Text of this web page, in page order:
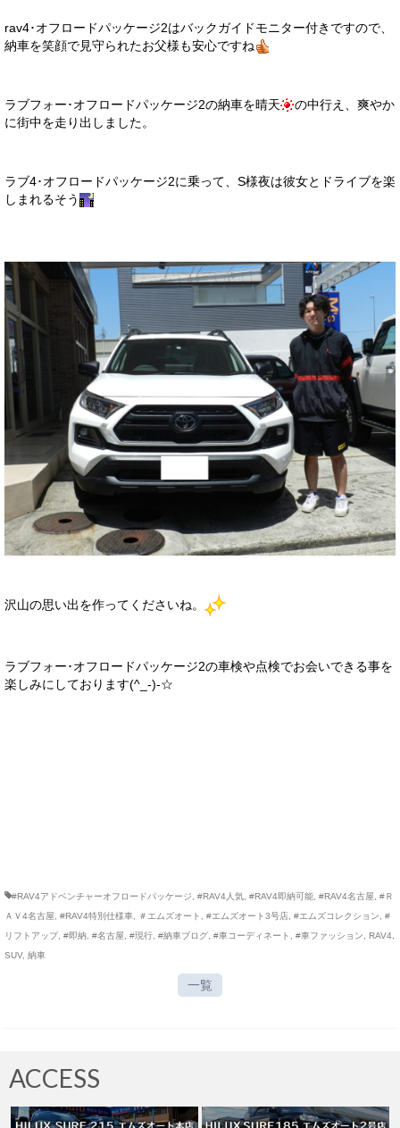
rav4･オフロードパッケージ2はバックガイドモニター付きですので、
納車を笑顔で見守られたお父様も安心ですね
ラブフォー･オフロードパッケージ2の納車を晴天
の中行え、爽やか
に街中を走り出しました。
ラブ4･オフロードパッケージ2に乗って、S様夜は彼女とドライブを楽
しまれるそう
沢山の思い出を作ってくださいね。
ラブフォー･オフロードパッケージ2の車検や点検でお会いできる事を
楽しみにしております(^_-)-☆
#RAV4アドベンチャーオフロードパッケージ #RAV4人気 #RAV4即納可能 #RAV4名古屋
#Ｒ
ＡＶ4名古屋
#RAV4特別仕様車 ＃エムズオート #エムズオート3号店 #エムズコレクション
#
リフトアップ, #即納 #名古屋 #現行 #納車ブログ #車コーディネート #車ファッション RAV4
SUV, 納車
一覧
ACCESS